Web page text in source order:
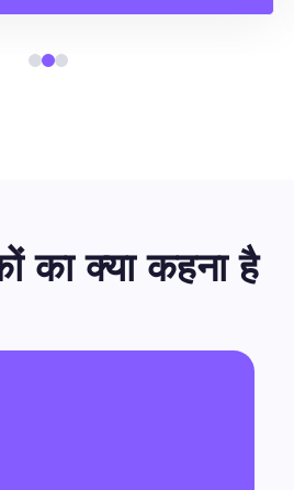
का क्या कहना है